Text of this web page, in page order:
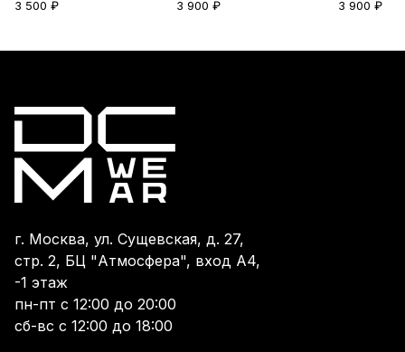
3 500 ₽
3 900 ₽
3 900 ₽
г. Москва, ул. Сущевская, д. 27,
стр. 2, БЦ "Атмосфера", вход А4,
-1 этаж
пн-пт с 12:00 до 20:00
сб-вс с 12:00 до 18:00